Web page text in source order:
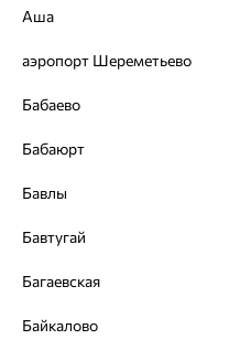
Аша
аэропорт Шереметьево
Бабаево
Бабаюрт
Бавлы
Бавтугай
Багаевская
Байкалово